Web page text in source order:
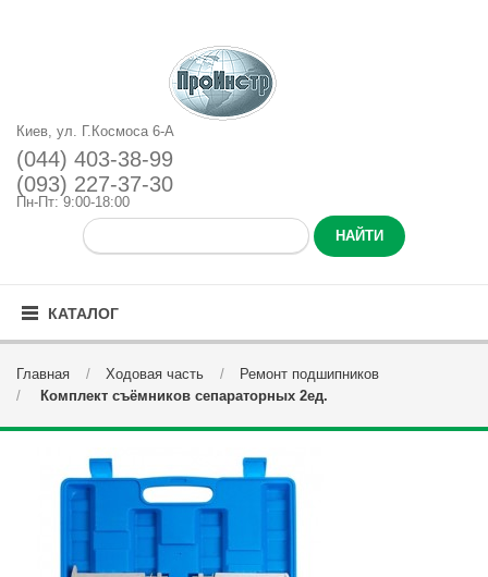
Киев, ул. Г.Космоса 6-А
(044) 403-38-99
(093) 227-37-30
Пн-Пт: 9:00-18:00
КАТАЛОГ
Главная Ходовая часть
Ремонт подшипников
Комплект съёмников сепараторных 2ед.